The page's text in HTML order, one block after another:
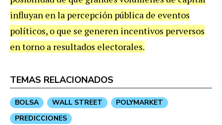
influyan en la percepción pública de eventos
políticos, o que se generen incentivos perversos
en torno a resultados electorales.
TEMAS RELACIONADOS
BOLSA WALL STREET
POLYMARKET
PREDICCIONES